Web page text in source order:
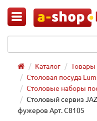
Каталог Товары
Столовая посуда
Столовые наборы
Столовый сервиз
фужеров Арт. C8105